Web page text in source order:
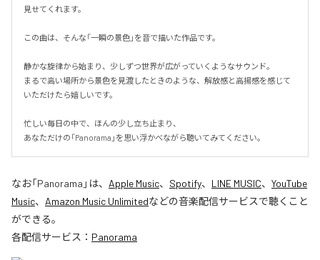
見せてくれます。
この曲は、そんな「一瞬の景色」を音で描いた作品です。
静かな旋律から始まり、少しずつ世界が広がっていくようなサウンド。
まるで高い場所から景色を見渡したときのような、解放感と高揚感を感じて
いただけたら嬉しいです。
忙しい毎日の中で、ほんの少し立ち止まり、
あなただけの「Panorama」を思い浮かべながら聴いてみてください。
なお「Panorama 」は、 Apple Music、 Spotify、 LINE MUSIC、 YouTube
Music、 Amazon Music Unlimitedなどの音楽配信サービスで聴くこと
ができる。
各配信サービス： Panorama